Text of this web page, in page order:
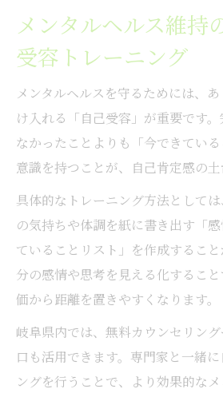
メンタルヘルス維持
受容トレーニング
メンタルヘルスを守るためには、
け入れる「自己受容」が重要です
なかったことよりも「今できてい
意識を持つことが、自己肯定感の土
具体的なトレーニング方法として
の気持ちや体調を紙に書き出す「
ていることリスト」を作成するこ
分の感情や思考を見える化するこ
価から距離を置きやすくなります。
岐阜県内では、無料カウンセリン
口も活用できます。専門家と一緒
ングを行うことで、より効果的な